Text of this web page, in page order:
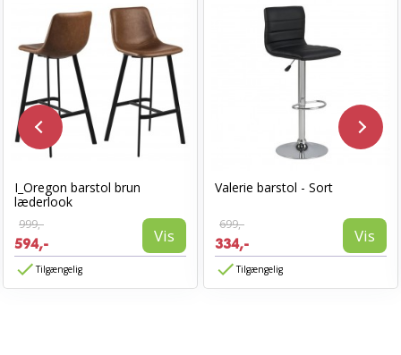
I_Oregon barstol brun
læderlook
999,-
594,- Vis
Tilgængelig
Valerie barstol - Sort
699,-
334,- Vis
Tilgængelig